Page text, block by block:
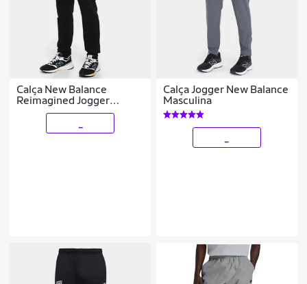
Calça New Balance
Reimagined Jogger
Masculina
Calça Jogger New Balance
Masculina